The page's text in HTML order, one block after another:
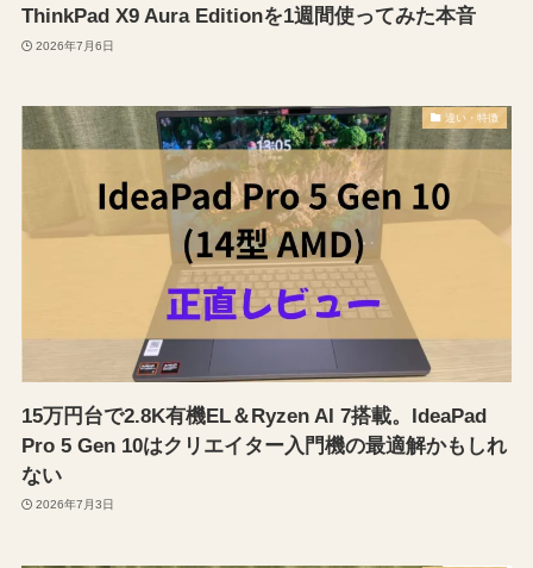
ThinkPad X9 Aura Editionを1週間使ってみた本音
2026年7月6日
違い・特徴
15万円台で2.8K有機EL＆Ryzen AI 7搭載。IdeaPad
Pro 5 Gen 10はクリエイター入門機の最適解かもしれ
ない
2026年7月3日